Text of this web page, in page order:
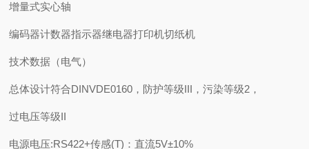
增量式实心轴
编码器计数器指示器继电器打印机切纸机
技术数据（电气）
总体设计符合DINVDE0160，防护等级III，污染等级2，
过电压等级II
电源电压:RS422+传感(T)：直流5V±10%